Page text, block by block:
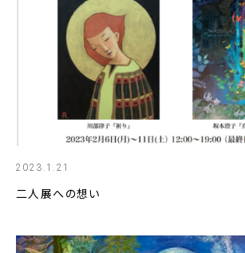
2023.1.21
二人展への想い